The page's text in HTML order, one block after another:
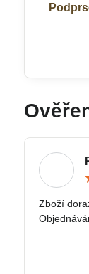
Zboží